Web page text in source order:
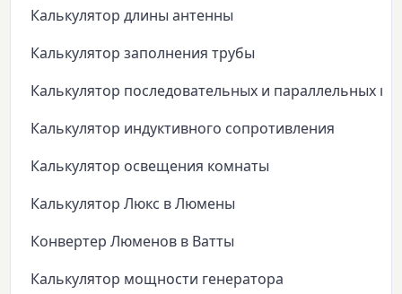
Калькулятор длины антенны
Калькулятор заполнения трубы
Калькулятор последовательных и параллельных
Калькулятор индуктивного сопротивления
Калькулятор освещения комнаты
Калькулятор Люкс в Люмены
Конвертер Люменов в Ватты
Калькулятор мощности генератора